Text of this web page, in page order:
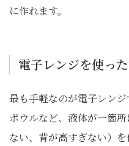
に作れます。
電子レンジを使っ
最も手軽なのが電子レン
ボウルなど、液体が一箇
ない、背が高すぎない）